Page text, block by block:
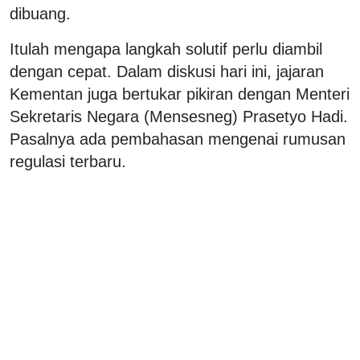
dibuang.
Itulah mengapa langkah solutif perlu diambil
dengan cepat. Dalam diskusi hari ini, jajaran
Kementan juga bertukar pikiran dengan Menteri
Sekretaris Negara (Mensesneg) Prasetyo Hadi.
Pasalnya ada pembahasan mengenai rumusan
regulasi terbaru.